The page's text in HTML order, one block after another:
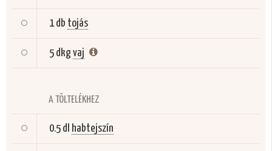
1 db tojás
5 dkgvaj
A TÖLTELÉKHEZ
0.5 dl habtejszín